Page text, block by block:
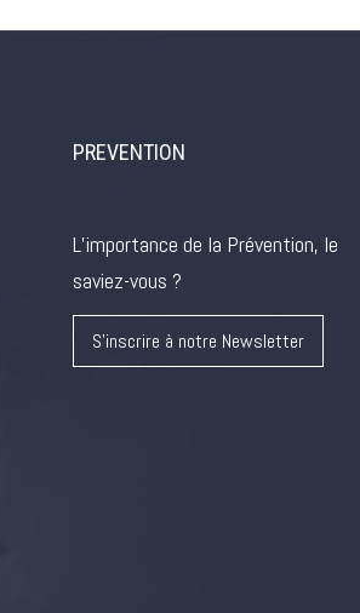
PREVENTION
L’importance de la Prévention, le
saviez-vous ?
S'inscrire à notre Newsletter